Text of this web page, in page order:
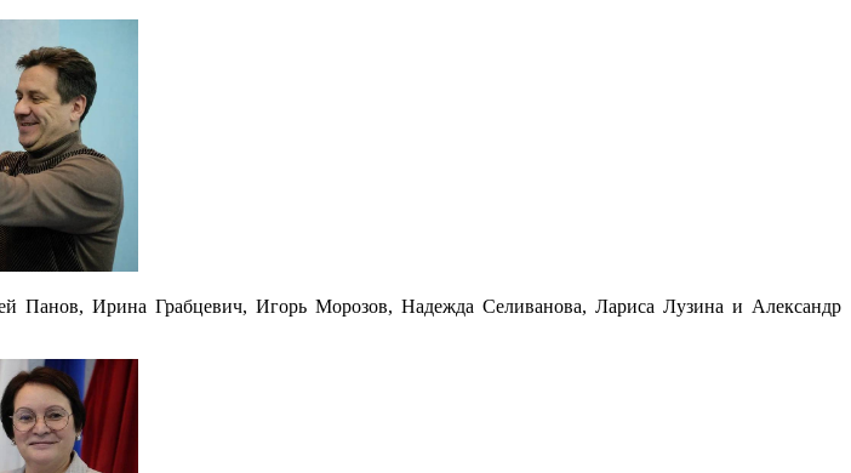
Панов, Ирина Грабцевич, Игорь Морозов, Надежда Селиванова, Лариса Лузина и Александр